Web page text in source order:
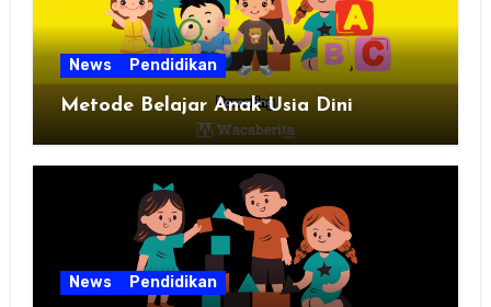
News Pendidikan
Metode Belajar Anak Usia Dini
News Pendidikan